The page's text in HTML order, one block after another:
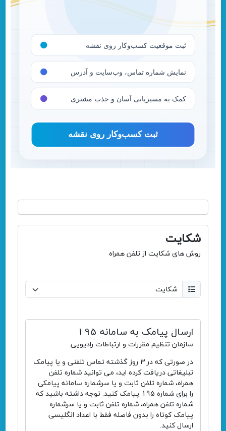
شکایت
روش های شکایت از تلفن همراه
ارسال پیامک به سامانه 195
سازمان تنظیم مقررات و ارتباطات رادیویی
در صورتی که در 3 روز گذشته تماس تلفنی و یا پیامک
تبلیغاتی دریافت کرده اید، می توانید شماره تلفن
همراه، شماره تلفن ثابت و یا سرشماره سامانه پیامکی
را برای شماره 195 پیامک کنید. توجه داشته باشید که
شماره تلفن همراه، شماره تلفن ثابت و یا سرشماره
پیامک کوتاه را بدون فاصله فقط با اعداد انگلیسی
ارسال کنید.